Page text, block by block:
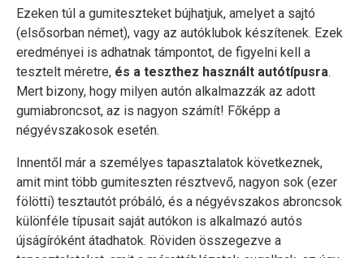
Ezeken túl a gumiteszteket bújhatjuk, amelyet a sajtó
(elsősorban német), vagy az autóklubok készítenek. Ezek
eredményei is adhatnak támpontot, de figyelni kell a
tesztelt méretre, és a teszthez használt autótípusra.
Mert bizony, hogy milyen autón alkalmazzák az adott
gumiabroncsot, az is nagyon számít! Főképp a
négyévszakosok esetén.
Innentől már a személyes tapasztalatok következnek,
amit mint több gumiteszten résztvevő, nagyon sok (ezer
fölötti) tesztautót próbáló, és a négyévszakos abroncsok
különféle típusait saját autókon is alkalmazó autós
újságíróként átadhatok. Röviden összegezve a